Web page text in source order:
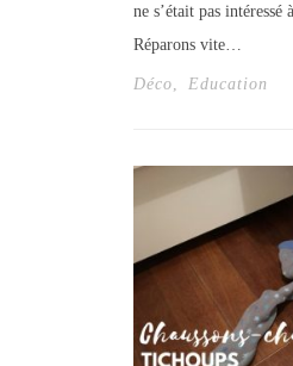
ne s’était pas
Réparons vite…
Déco Education